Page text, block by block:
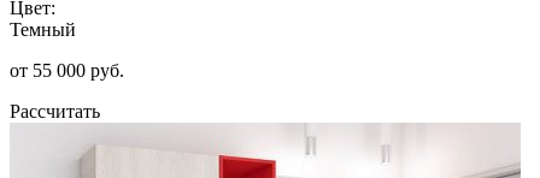
Цвет:
Темный
от 55 000 руб.
Рассчитать